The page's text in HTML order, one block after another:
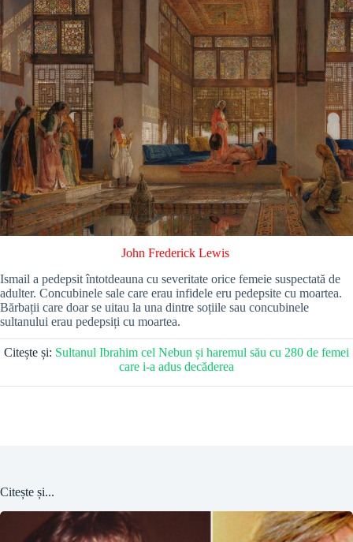
John Frederick Lewis
Ismail a pedepsit întotdeauna cu severitate orice femeie suspectată de
adulter. Concubinele sale care erau infidele eru pedepsite cu moartea.
Bărbații care doar se uitau la una dintre soțiile sau concubinele
sultanului erau pedepsiți cu moartea.
Citește și: Sultanul Ibrahim cel Nebun și haremul său cu 280 de femei
care i-a adus decăderea
Citește și...